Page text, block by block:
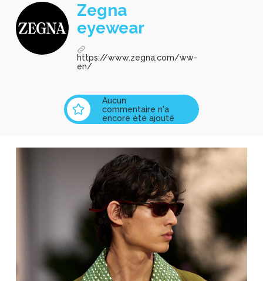
Zegna
eyewear
https://www.zegna.com/ww-
en/
Aucun
commentaire n'a
encore été ajouté